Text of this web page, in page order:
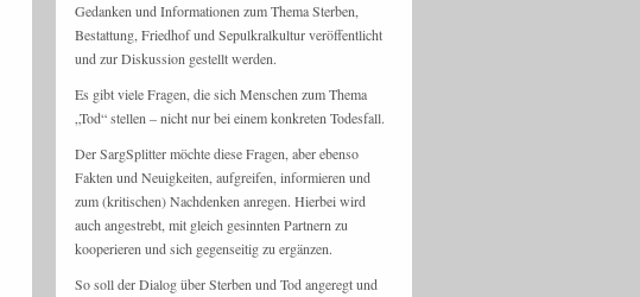
Gedanken und Informationen zum Thema Sterben,
Bestattung, Friedhof und Sepulkralkultur veröffentlicht
und zur Diskussion gestellt werden.
Es gibt viele Fragen, die sich Menschen zum Thema
„Tod“ stellen – nicht nur bei einem konkreten Todesfall.
Der SargSplitter möchte diese Fragen, aber ebenso
Fakten und Neuigkeiten, aufgreifen, informieren und
zum (kritischen) Nachdenken anregen. Hierbei wird
auch angestrebt, mit gleich gesinnten Partnern zu
kooperieren und sich gegenseitig zu ergänzen.
So soll der Dialog über Sterben und Tod angeregt und